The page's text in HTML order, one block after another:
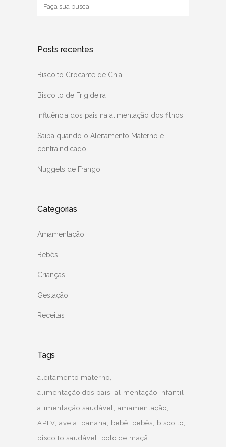
Posts recentes
Biscoito Crocante de Chia
Biscoito de Frigideira
Influência dos pais na alimentação dos filhos
Saiba quando o Aleitamento Materno é
contraindicado
Nuggets de Frango
Categorias
Amamentação
Bebês
Crianças
Gestação
Receitas
Tags
aleitamento materno
alimentação dos pais alimentação infantil
alimentação saudável
amamentação
APLV aveia banana bebê bebês
biscoito
biscoito saudável
bolo de maçã